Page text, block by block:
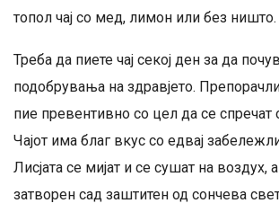
топол чај со мед, лимон или без ништо.
Треба да пиете чај секој ден за да
подобрувања на здравјето.
пие превентивно со цел да се спречат
Чајот има благ вкус со едвај
Лисјата се мијат и се сушат на воздух,
затворен сад заштитен од сончева